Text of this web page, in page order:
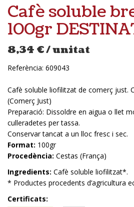
Cafè soluble
100gr
8,34 €/ unitat
Referència: 609043
Cafè soluble liofilitzat de comerç just.
(Comerç Just)
Preparació: Dissoldre en aigua o llet
culleradetes per tassa.
Conservar tancat a un lloc fresc i sec.
Format: 100gr
Procedència: Cestas (França)
Ingredients: Cafè soluble liofilitzat*.
* Productes procedents d’agricultura
Certificats: